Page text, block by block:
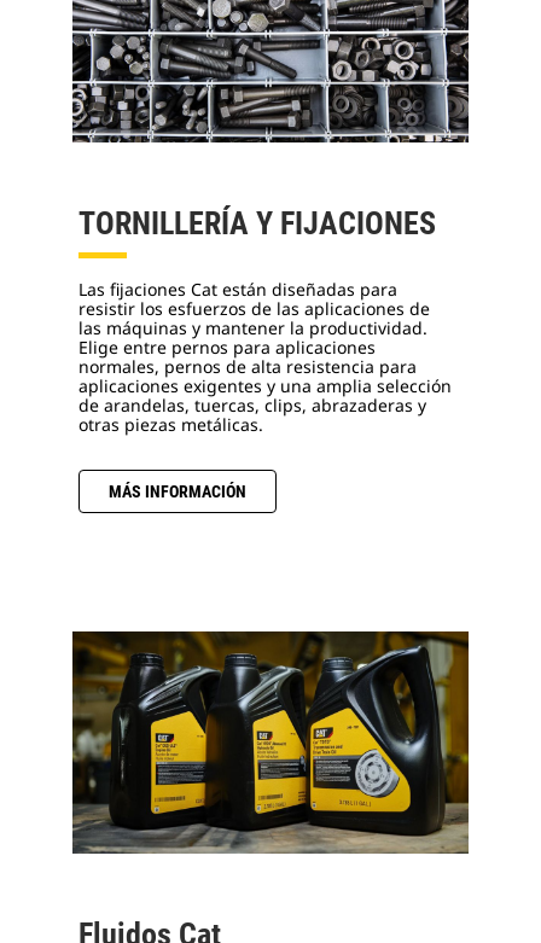
TORNILLERÍA Y FIJACIONES
Las fijaciones Cat están diseñadas para
resistir los esfuerzos de las aplicaciones de
las máquinas y mantener la productividad.
Elige entre pernos para aplicaciones
normales, pernos de alta resistencia para
aplicaciones exigentes y una amplia selección
de arandelas, tuercas, clips, abrazaderas y
otras piezas metálicas.
MÁS INFORMACIÓN
Fluidos Cat